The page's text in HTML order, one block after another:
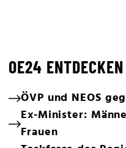
OE24 ENTDECKEN
ÖVP und NEOS
Ex-Minister:
Frauen